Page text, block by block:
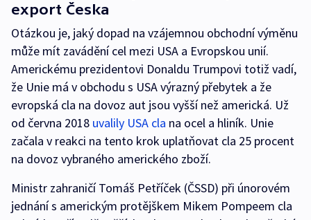
export Česka
Otázkou je, jaký dopad na vzájemnou obchodní výměnu
může mít zavádění cel mezi USA a Evropskou unií.
Americkému prezidentovi Donaldu Trumpovi totiž vadí,
že Unie má v obchodu s USA výrazný přebytek a že
evropská cla na dovoz aut jsou vyšší než americká. Už
od června 2018 uvalily USA cla na ocel a hliník. Unie
začala v reakci na tento krok uplatňovat cla 25 procent
na dovoz vybraného amerického zboží.
Ministr zahraničí Tomáš Petříček (ČSSD) při únorovém
jednání s americkým protějškem Mikem Pompeem cla